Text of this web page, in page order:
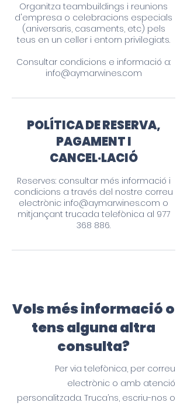
Organitza teambuildings i reunions
d'empresa o celebracions especials
(aniversaris, casaments, etc) pels
teus en un celler i entorn privilegiats.
Consultar condicions e informació a:
info@aymarwines.com
POLÍTICA DE RESERVA,
PAGAMENT I
CANCEL·LACIÓ
Reserves: consultar més informació i
condicions a través del nostre correu
electrònic info@aymarwines.com o
mitjançant trucada telefònica al 977
368 886.
Vols més informació o
tens alguna altra
consulta?
Per via telefònica, per correu
electrònic o amb atenció
personalitzada. Truca’ns, escriu-nos o